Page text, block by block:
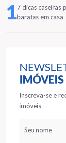
17 dicas caseiras
baratas em casa
IMÓVEIS
Inscreva-se e
imóveis